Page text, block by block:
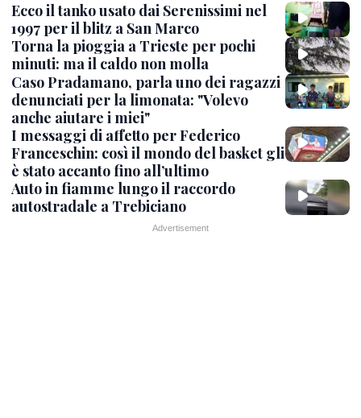
Ecco il tanko usato dai Serenissimi nel
1997 per il blitz a San Marco
Torna la pioggia a Trieste per pochi
minuti: ma il caldo non molla
Caso Pradamano, parla uno dei ragazzi
denunciati per la limonata: "Volevo
anche aiutare i miei"
I messaggi di affetto per Federico
Franceschin: così il mondo del basket gli
è stato accanto fino all’ultimo
Auto in fiamme lungo il raccordo
autostradale a Trebiciano